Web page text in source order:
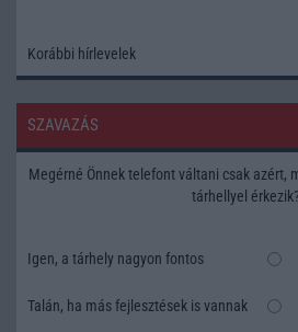
Korábbi hírlevelek
SZAVAZÁS
Megérné Önnek telefont váltani csak azért,
tárhellyel érkezik?
Igen, a tárhely nagyon fontos
Talán, ha más fejlesztések is vannak